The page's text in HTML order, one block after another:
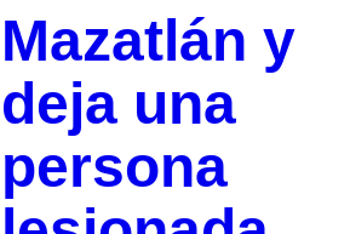
Mazatlán y
deja una
persona